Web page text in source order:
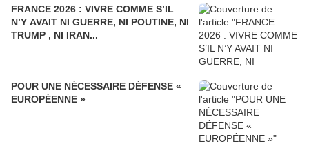
FRANCE 2026 : VIVRE COMME S’IL
N’Y AVAIT NI GUERRE, NI POUTINE, NI
TRUMP , NI IRAN...
POUR UNE NÉCESSAIRE DÉFENSE «
EUROPÉENNE »